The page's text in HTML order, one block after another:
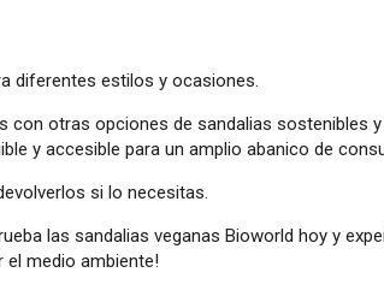
diferentes estilos y ocasiones.
con otras opciones de sandalias sostenibles
y accesible para un amplio abanico de
si lo necesitas.
las sandalias veganas Bioworld hoy y
medio ambiente!